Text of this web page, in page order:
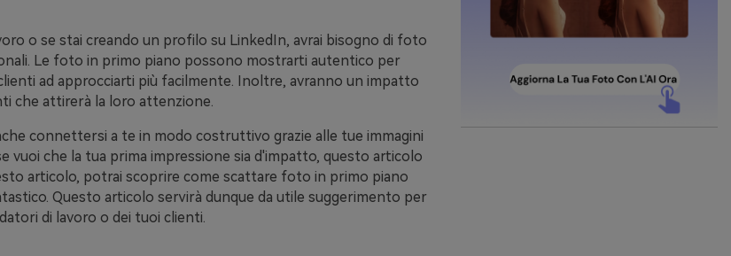
o se stai creando un profilo su LinkedIn, avrai bisogno di foto
Le foto in primo piano possono mostrarti autentico per
ad approcciarti più facilmente. Inoltre, avranno un impatto
che attirerà la loro attenzione.
connettersi a te in modo costruttivo grazie alle tue immagini
vuoi che la tua prima impressione sia d'impatto, questo articolo
articolo, potrai scoprire come scattare foto in primo piano
Questo articolo servirà dunque da utile suggerimento per
di lavoro o dei tuoi clienti.